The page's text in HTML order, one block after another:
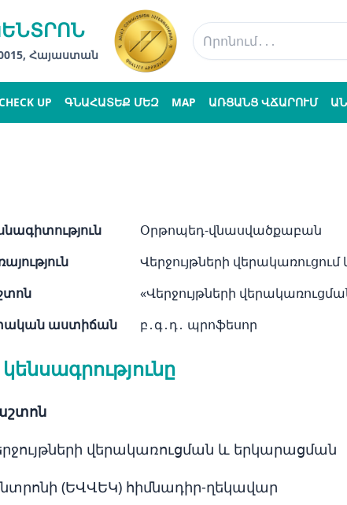
Հայաստան
UP ԳՆԱՀԱՏԵՔ ՄԵԶ MAP ԱՌՑԱՆՑ ՎՃԱՐՈՒՄ
Օրթոպեդ-վնասվածքաբան
Վերջույթների
«Վերջույթների
աստիճան
բ․գ․դ․ պրոֆեսոր
վերակառուցման և երկարացման
(ԵՎՎԵԿ) հիմնադիր-ղեկավար